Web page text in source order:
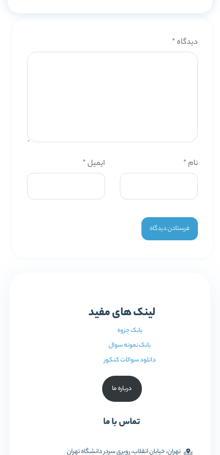
دیدگاه *
نام * ایمیل*
لینک های مفید
بانک جزوه
بانک نمونه سوال
دانلود سوالات کنکور
درباره ما
تماس با ما
تهران، خیابان انقلاب، روبری سردر دانشگاه تهران